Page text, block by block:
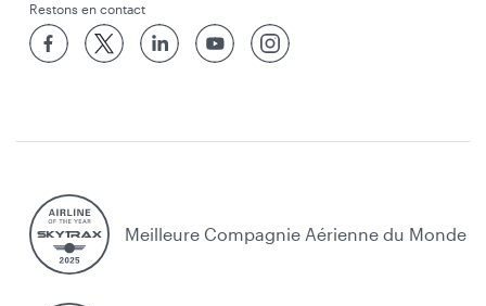
Restons en contact
Meilleure Compagnie Aérienne du Monde